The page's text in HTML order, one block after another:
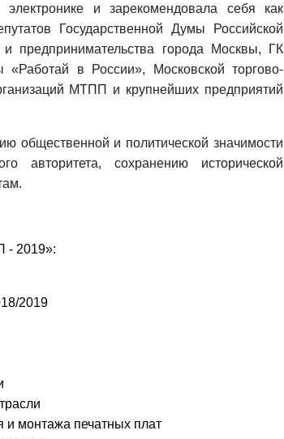
и зарекомендовала себя как
Государственной Думы Российской
предпринимательства города Москвы, ГК
в России», Московской торгово-
МТПП и крупнейших предприятий
общественной и политической значимости
авторитета, сохранению исторической
- 2019»:
2019
и монтажа печатных плат